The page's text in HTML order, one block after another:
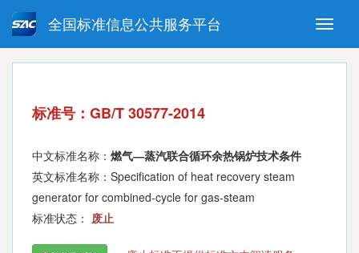
Toggle
全国标准信息公共服务平台
强制性国家标准 推荐性国家标准
指导性技术文件 (National standards in foreign
标准号：GB/T 30577-2014
中文标准名称： 燃气―蒸汽联合循环余热锅炉技术条件
英文标准名称：Specification of heat recovery steam
generator for combined-cycle for gas-steam
标准状态： 废止